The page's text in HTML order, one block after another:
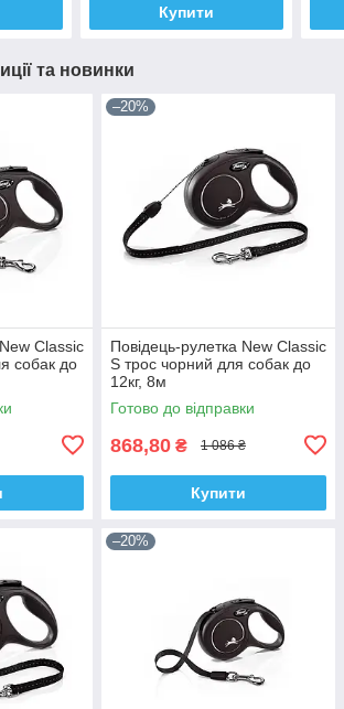
Купити
та новинки
Classic
собак до
–20%
Повідець-рулетка New Classic
S трос чорний для собак до
12кг, 8м
Готово до відправки
868,80 ₴ 1 086 ₴
Купити
–20%